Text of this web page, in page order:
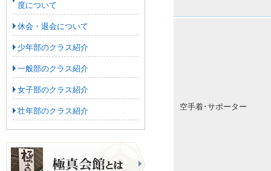
空手着･サポーター
度について
休会・退会について
少年部のクラス紹介
一般部のクラス紹介
女子部のクラス紹介
壮年部のクラス紹介